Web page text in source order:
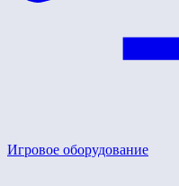
Игровое оборудование